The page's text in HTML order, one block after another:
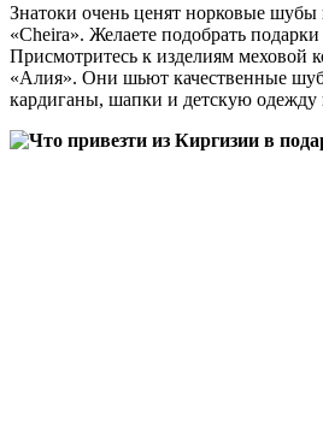
Знатоки очень ценят норковые шубы
«Cheira». Желаете подобрать
Присмотритесь к изделиям меховой
«Алия». Они шьют качественные
кардиганы, шапки и детскую одежду